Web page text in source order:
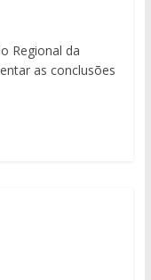
Regional da
as conclusões